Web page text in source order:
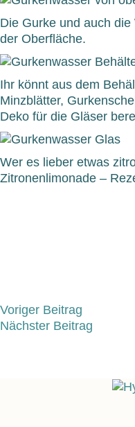
Die Gurke und auch
der Oberfläche.
Ihr könnt aus dem
Minzblätter,
Deko für die Gläser
Wer es lieber etwas
Zitronenlimonade –
Voriger Beitrag
Nächster Beitrag